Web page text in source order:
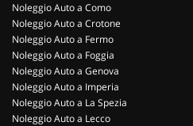
Noleggio Auto a Como
Noleggio Auto a Crotone
Noleggio Auto a Fermo
Noleggio Auto a Foggia
Noleggio Auto a Genova
Noleggio Auto a Imperia
Noleggio Auto a La Spezia
Noleggio Auto a Lecco